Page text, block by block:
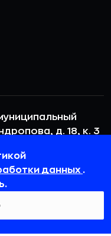
д. 18, к. 3
данных .